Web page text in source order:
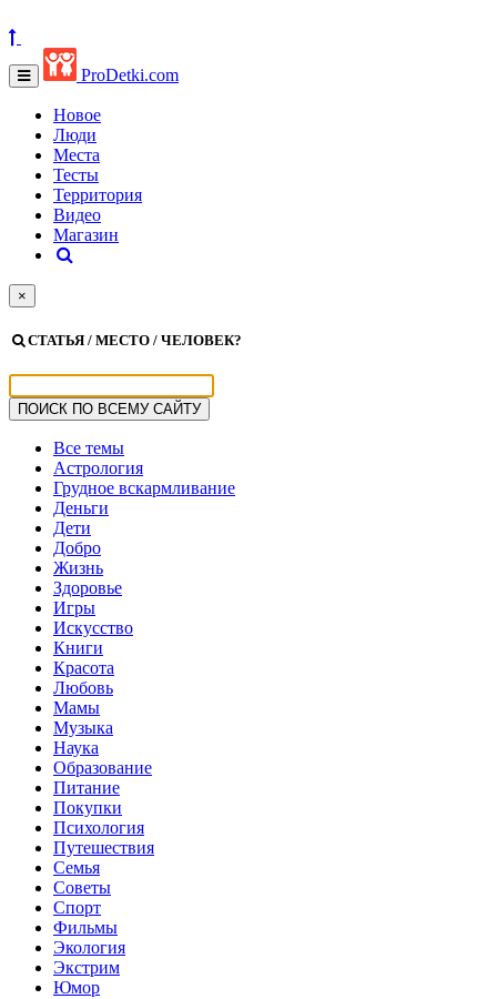
ProDetki.com
Новое
Люди
Места
Тесты
Территория
Видео
Магазин
×
СТАТЬЯ / МЕСТО / ЧЕЛОВЕК?
Все темы
Астрология
Грудное вскармливание
Деньги
Дети
Добро
Жизнь
Здоровье
Игры
Искусство
Книги
Красота
Любовь
Мамы
Музыка
Наука
Образование
Питание
Покупки
Психология
Путешествия
Семья
Советы
Спорт
Фильмы
Экология
Экстрим
Юмор